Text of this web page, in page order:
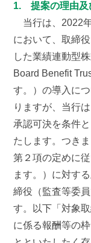
1. 提案の理由及
当行は、2022
において、取締
した業績連動型
Board Benefit
す。）の導入に
りますが、当行
承認可決を条件
たします。つき
第２項の定めに
ます。）に対す
締役（監査等委
す。以下「対象
に係る報酬等の